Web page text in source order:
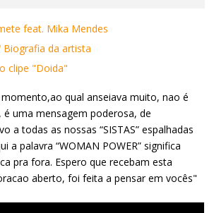
feat. Mika Mendes
Biografia da artista
clipe "Doida"
qual anseiava muito, nao é
é uma mensagem poderosa, de
a todas as nossas “SISTAS” espalhadas
a palavra “WOMAN POWER” significa
pra fora. Espero que recebam esta
aberto, foi feita a pensar em vocês"